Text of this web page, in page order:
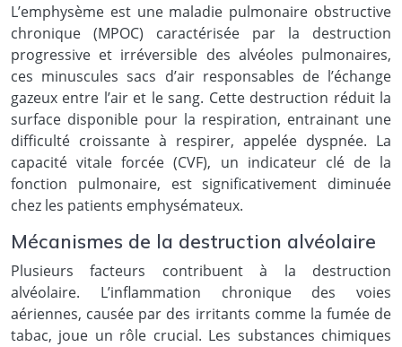
L’emphysème est une maladie pulmonaire obstructive
chronique (MPOC) caractérisée par la destruction
progressive et irréversible des alvéoles pulmonaires,
ces minuscules sacs d’air responsables de l’échange
gazeux entre l’air et le sang. Cette destruction réduit la
surface disponible pour la respiration, entrainant une
difficulté croissante à respirer, appelée dyspnée. La
capacité vitale forcée (CVF), un indicateur clé de la
fonction pulmonaire, est significativement diminuée
chez les patients emphysémateux.
Mécanismes de la destruction alvéolaire
Plusieurs facteurs contribuent à la destruction
alvéolaire. L’inflammation chronique des voies
aériennes, causée par des irritants comme la fumée de
tabac, joue un rôle crucial. Les substances chimiques